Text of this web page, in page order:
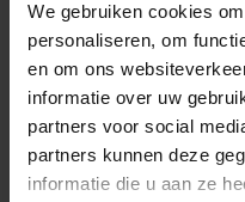
We gebruiken cookies
personaliseren, om
en om ons
informatie over uw
partners voor social
partners kunnen deze
informatie die u aan ze
Het
Na je bestelling verzamelt
onderdelen en bereidt ze
werkplaats wordt de fiets
getest. Daarna gaat de
magazijn, waar hij